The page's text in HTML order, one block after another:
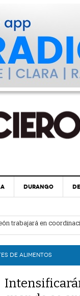
Trabajará En
Estatales
Alcalde De
Proponen Más
Movilidad De Taxis
DURANGO
trabajará en
de espacios y
movilidad de taxis-
de Torreón- hace
de construcción
DE ALIMENTOS